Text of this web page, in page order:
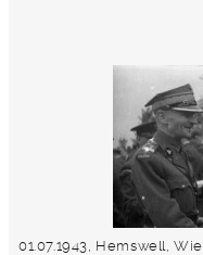
01.07.1943, Hemswell,